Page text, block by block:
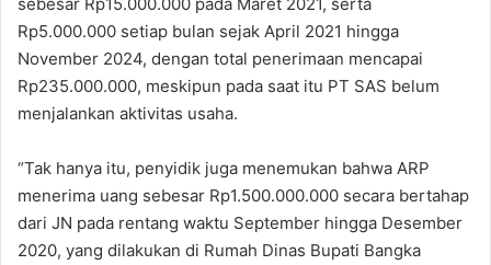
Rp5.000.000 setiap bulan sejak April 2021 hingga
November 2024, dengan total penerimaan mencapai
Rp235.000.000, meskipun pada saat itu PT SAS belum
menjalankan aktivitas usaha.
“Tak hanya itu, penyidik juga menemukan bahwa ARP
menerima uang sebesar Rp1.500.000.000 secara bertahap
dari JN pada rentang waktu September hingga Desember
2020, yang dilakukan di Rumah Dinas Bupati Bangka